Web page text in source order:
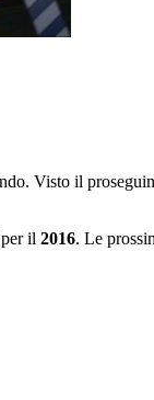
Visto il
per il 2016. Le